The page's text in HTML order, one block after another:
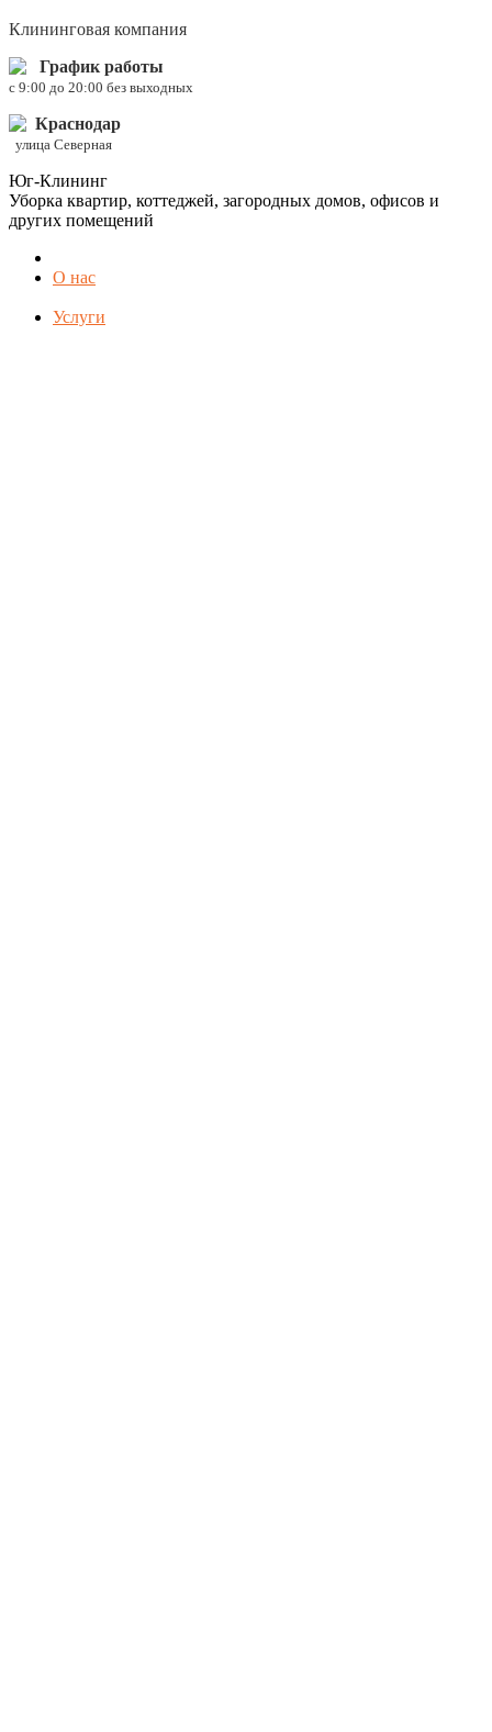
Клининговая компания
График работы
c 9:00 до 20:00 без выходных
Краснодар
улица Северная
Юг-Клининг
Уборка квартир, коттеджей, загородных домов, офисов и
других помещений
О нас
Услуги